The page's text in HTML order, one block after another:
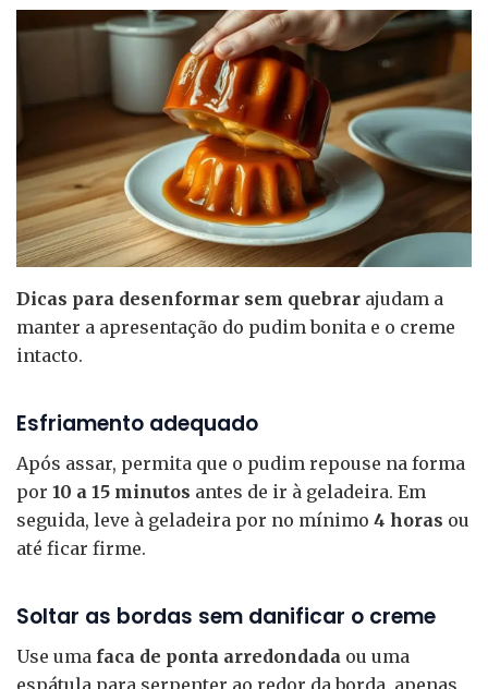
Dicas para desenformar sem quebrar ajudam a
manter a apresentação do pudim bonita e o creme
intacto.
Esfriamento adequado
Após assar, permita que o pudim repouse na forma
por 10 a 15 minutos antes de ir à geladeira. Em
seguida, leve à geladeira por no mínimo 4 horas ou
até ficar firme.
Soltar as bordas sem danificar o creme
Use uma faca de ponta arredondada ou uma